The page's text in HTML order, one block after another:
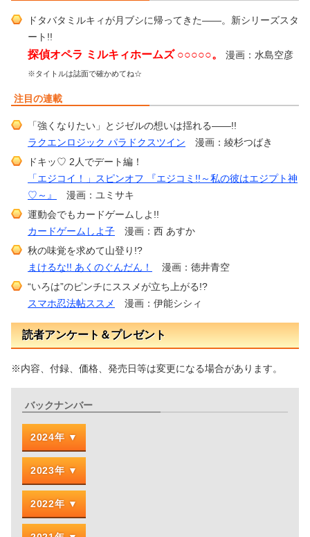
ドタバタミルキィが月ブシに帰ってきた――。新シリーズスタ
ート!!
探偵オペラ ミルキィホームズ ○○○○○。 漫画：水島空彦
※タイトルは誌面で確かめてね☆
注目の連載
「強くなりたい」とジゼルの想いは揺れる――!!
ラクエンロジック パラドクスツイン 漫画：綾杉つばき
ドキッ♡ 2人でデート編！
「エジコイ！」スピンオフ 『エジコミ!!～私の彼はエジプト神
♡～』
漫画：ユミサキ
運動会でもカードゲームしよ!!
カードゲームしよ子 漫画：西 あすか
秋の味覚を求めて山登り!?
まけるな!! あくのぐんだん！
漫画：徳井青空
“いろは”のピンチにススメが立ち上がる!?
スマホ忍法帖ススメ
漫画：伊能シシィ
読者アンケート＆プレゼント
※内容、付録、価格、発売日等は変更になる場合があります。
バックナンバー
2024年
2023年
2022年